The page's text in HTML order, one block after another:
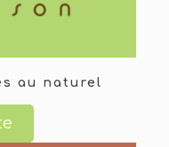
au naturel